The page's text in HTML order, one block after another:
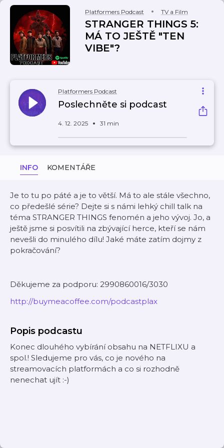
Platformers Podcast TV a Film
STRANGER THINGS 5:
MÁ TO JEŠTĚ "TEN
VIBE"?
Platformers Podcast
Poslechněte si podcast
4. 12. 2025 31 min
INFO KOMENTÁŘE
Je to tu po páté a je to větší. Má to ale stále všechno,
co předešlé série? Dejte si s námi lehký chill talk na
téma STRANGER THINGS fenomén a jeho vývoj. Jo, a
ještě jsme si posvítili na zbývající herce, kteří se nám
nevešli do minulého dílu! Jaké máte zatím dojmy z
pokračování?
Děkujeme za podporu: 2990860016/3030
http://buymeacoffee.com/podcastplax
Popis podcastu
Konec dlouhého vybírání obsahu na NETFLIXU a
spol.! Sledujeme pro vás, co je nového na
streamovacích platformách a co si rozhodně
nenechat ujít :-)